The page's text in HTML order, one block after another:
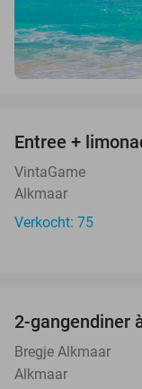
Entree +
VintaGame
Alkmaar
Verkocht: 75
2-gangendiner
Bregje Alkmaar
Alkmaar